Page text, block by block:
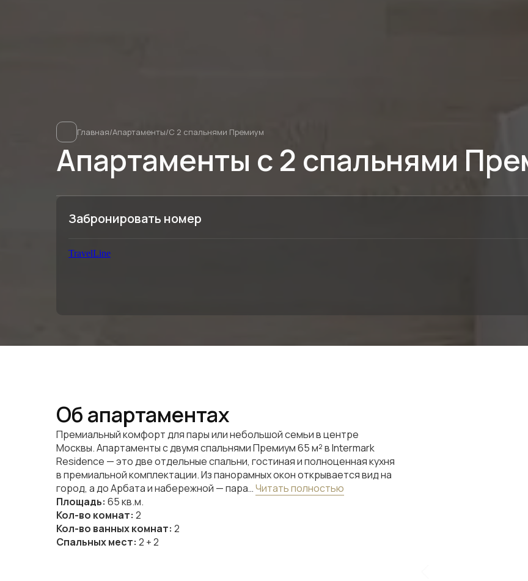
Главная/Апартаменты/С 2 спальнями Премиум
Апартаменты с 2 спальнями
Забронировать номер
TravelLine
Об апартаментах
Премиальный комфорт для пары или небольшой семьи в центре
Москвы. Апартаменты с двумя спальнями Премиум 65 м² в Intermark
Residence — это две отдельные спальни, гостиная и полноценная кухня
в премиальной комплектации. Из панорамных окон открывается вид на
город, а до Арбата и набережной — пара…Читать полностью
Площадь: 65 кв.м.
Кол-во комнат: 2
Кол-во ванных комнат: 2
Спальных мест: 2 + 2